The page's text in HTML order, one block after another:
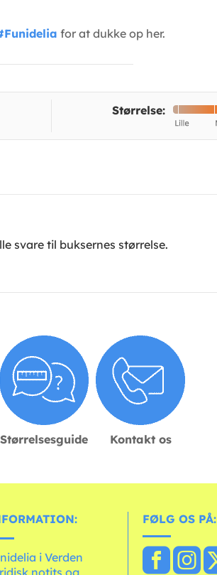
for at dukke op her.
Størrelse:
svare til buksernes størrelse.
Størrelsesguide Kontakt os
i Verden
FØLG OS PÅ: